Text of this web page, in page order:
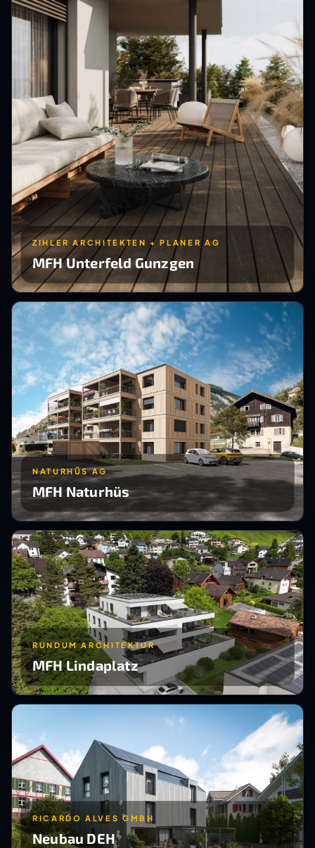
ZIHLER ARCHITEKTEN + PLANER AG
MFH Unterfeld Gunzgen
NATURHÜS AG
MFH Naturhüs
RUNDUM ARCHITEKTUR
MFH Lindaplatz
RICARDO ALVES GMBH
Neubau DEH